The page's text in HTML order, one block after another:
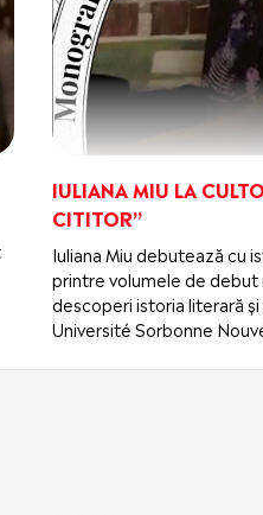
IULIANA MIU LA
CITITOR”
Iuliana Miu debutează cu
printre volumele de debut
descoperi istoria literară și
Université Sorbonne